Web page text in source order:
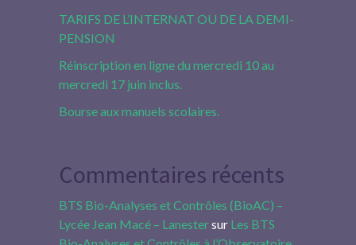
TARIFS DE L’INTERNAT OU DE LA DEMI-
PENSION
Réinscription en ligne du mercredi 10 au
mercredi 17 juin inclus.
Bourse aux manuels scolaires.
Commentaires récents
BTS Bio-Analyses et Contrôles (BioAC) –
Lycée Jean Macé – Lanestersur Les BTS